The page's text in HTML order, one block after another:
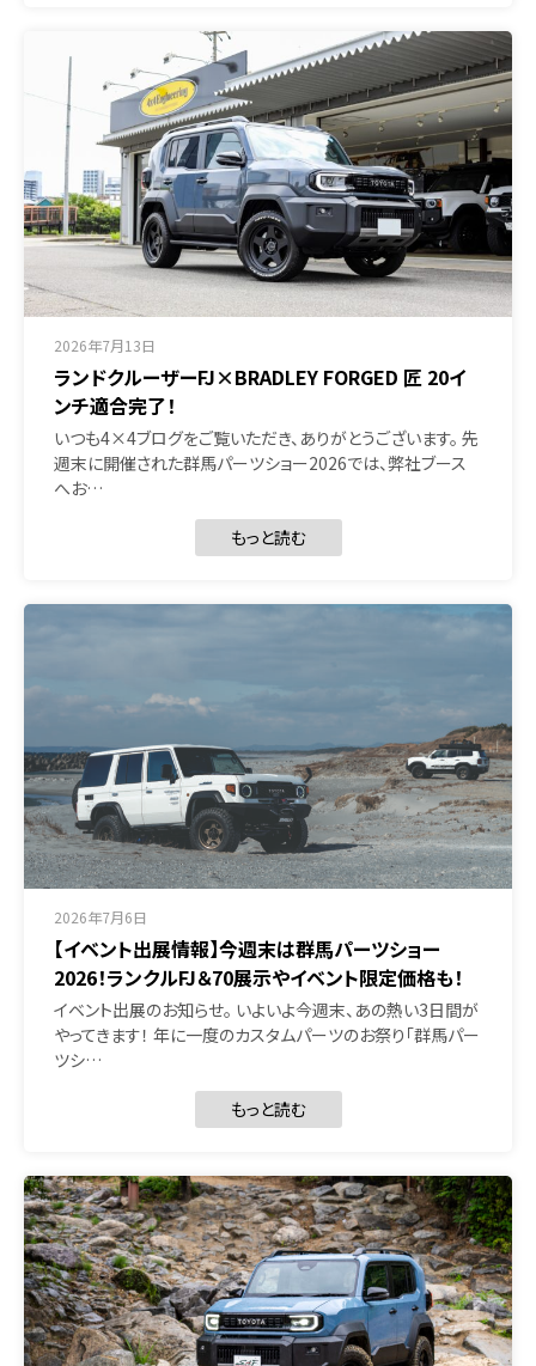
2026年7月13日
ランドクルーザーFJ×BRADLEY FORGED 匠 20イ
ンチ適合完了！
いつも4×4ブログをご覧いただき、ありがとうございます。 先
週末に開催された群馬パーツショー2026では、弊社ブース
へお…
もっと読む
2026年7月6日
【イベント出展情報】今週末は群馬パーツショー
2026！ランクルFJ＆70展示やイベント限定価格も！
イベント出展のお知らせ。 いよいよ今週末、あの熱い3日間が
やってきます！ 年に一度のカスタムパーツのお祭り「群馬パー
ツシ…
もっと読む